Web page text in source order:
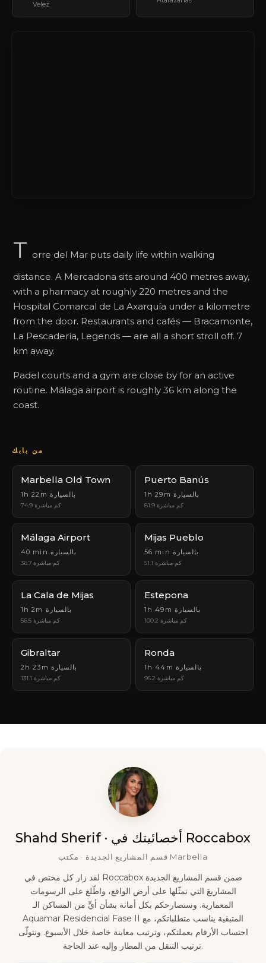
Vélez
T orre del Mar puts daily life within walking
distance. A Mercadona sits around 400 metres away,
with a pharmacy at roughly 220 metres and the
Hospital Comarcal de La Axarquía under a kilometre
from the door. Restaurants and cafés — Bracamonte,
La Pescadería, Legends — are all a short stroll off. 7
km away.
Padel courts and a gym are close by for an active
routine. Málaga airport is roughly 36 km along the
coast.
من بابك
Marbella Old Town
1h 22m بالسيارة
74.9 كم مباشرة
Puerto Banús
1h 29m بالسيارة
81.9 كم مباشرة
Málaga Airport
40 min بالسيارة
36.7 كم مباشرة
Mijas Pueblo
56 min بالسيارة
51.1 كم مباشرة
La Cala de Mijas
1h 2m بالسيارة
56.5 كم مباشرة
Estepona
1h 49m بالسيارة
100.2 كم مباشرة
Gibraltar
2h 23m بالسيارة
131.1 كم مباشرة
Ronda
1h 44m بالسيارة
95.2 كم مباشرة
Shahd Sherif · أخصائيتك في Roccabox
قسم المشاريع الجديدة · مكتب Marbella
لقد زار كل مختص في Roccabox ضمن قسم المشاريع الجديدة
المشاريعَ التي نمثّلها على أرض الواقع، واطّلع على الرسومات
المعمارية. وسنصارحكم بكل أمانة بشأن أيٍّ من المساكن الـ
Aquamar Residencial Fase II المتبقية يناسب متطلباتكم، مع
احتساب الأرقام بعملتكم، وترتيب معاينة خاصة خلال الأسبوع. ونتولّى
ترتيب التنقل من المطار وإليه عند الحاجة.